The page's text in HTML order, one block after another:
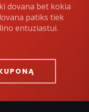
dovana bet kokia
patiks tiek
entuziastui.